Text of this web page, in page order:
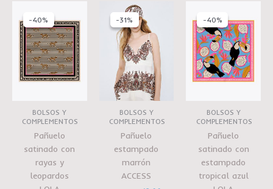
-40%
-40%
BOLSOS Y
COMPLEMENTOS
Pañuelo
satinado con
rayas y
leopardos
precio
original
era:
€49.95.
actual
es:
€30.00.
-31%
-31%
BOLSOS Y
COMPLEMENTOS
Pañuelo
estampado
marrón
ACCESS
El
precio
original
era:
€25.95.
-40%
-40%
BOLSOS Y
COMPLEMENTOS
Pañuelo
satinado con
estampado
tropical azul
precio
original
era:
€49.95.
actual
es: